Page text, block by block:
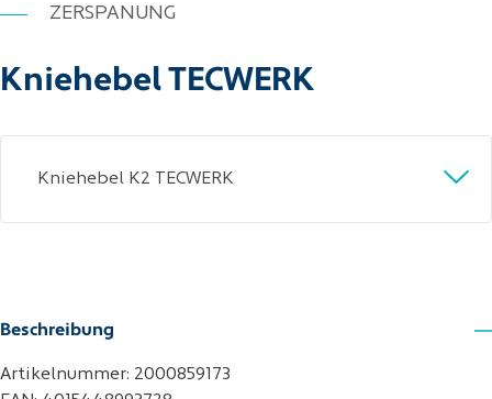
ZERSPANUNG
Kniehebel TECWERK
Kniehebel K2 TECWERK
Beschreibung
Artikelnummer: 2000859173